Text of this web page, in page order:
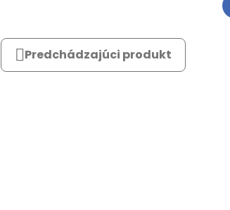
Predchádzajúci produkt